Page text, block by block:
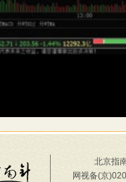
北京指
网视备(京